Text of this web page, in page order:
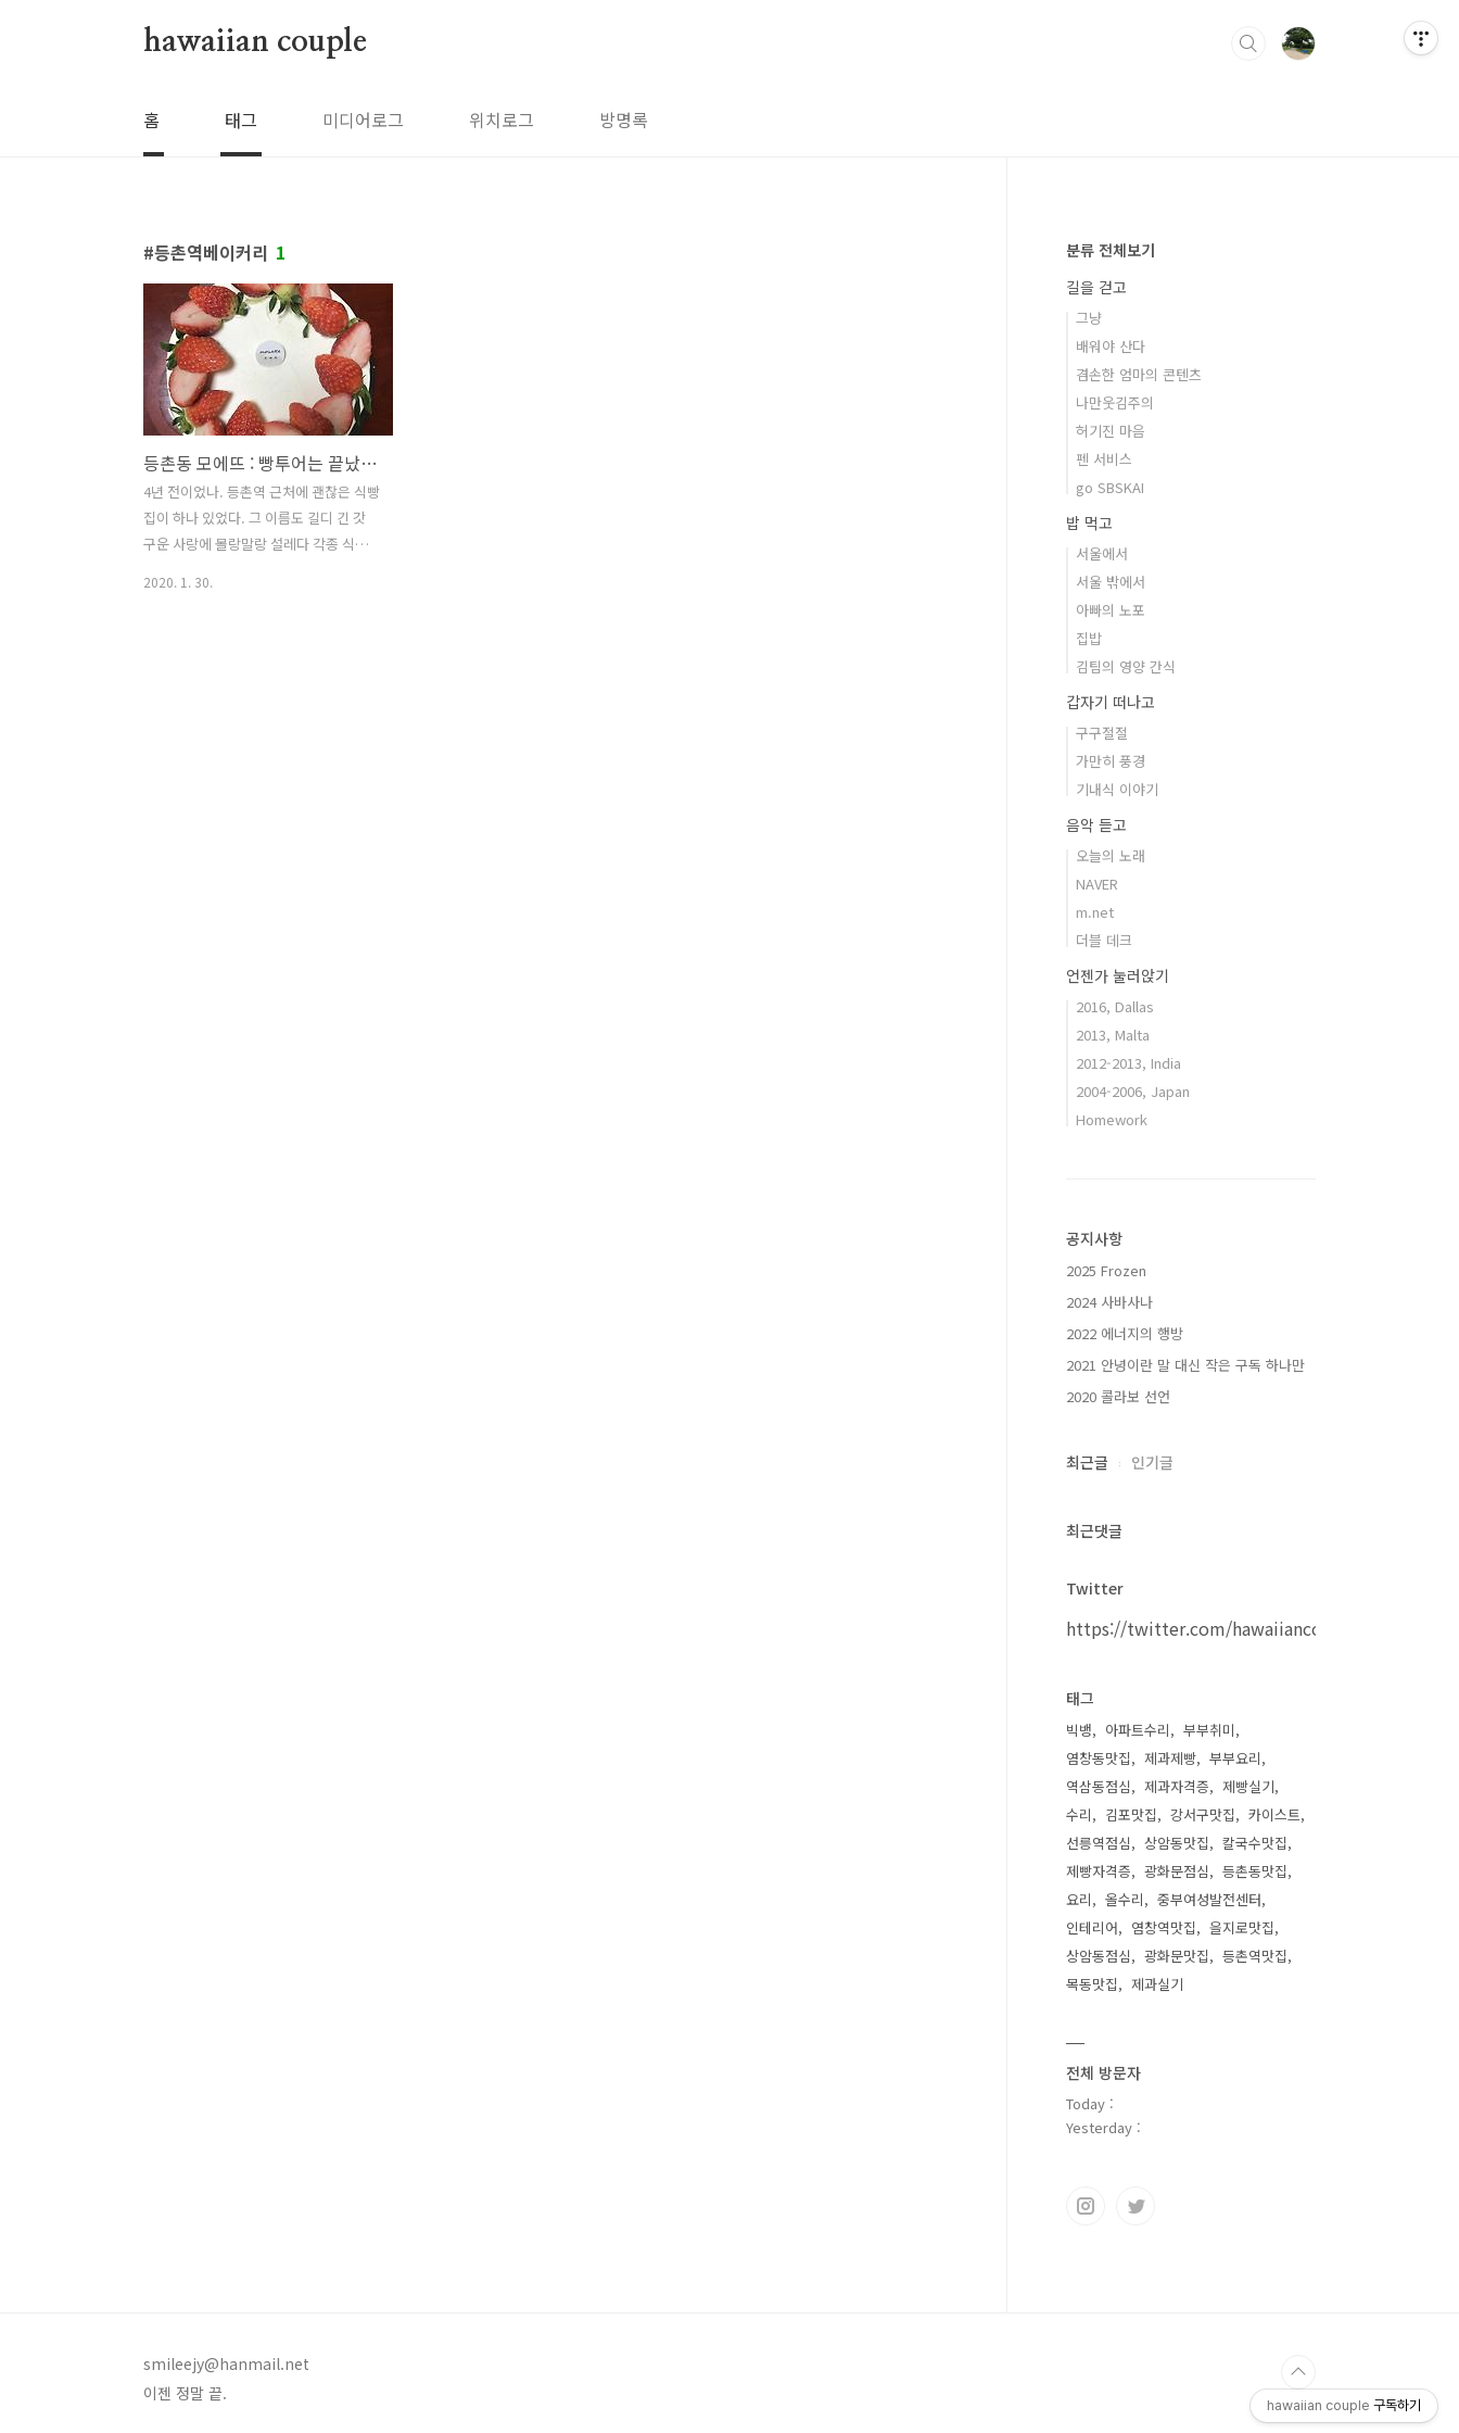
hawaiian couple
홈 태그 미디어로그 위치로그 방명록
등촌역베이커리 1
등촌동 모에뜨 : 빵투어는 끝났다! 가성비 끝판왕 베이커리
4년 전이었나. 등촌역 근처에 괜찮은 식빵
집이 하나 있었다. 그 이름도 길디 긴 갓
구운 사랑에 몰랑말랑 설레다 각종 식빵
2020. 1. 30.
분류 전체보기
길을 걷고
그냥
배워야 산다
겸손한 엄마의 콘텐츠
나만웃김주의
허기진 마음
펜 서비스
go SBSKAI
밥 먹고
서울에서
서울 밖에서
아빠의 노포
집밥
김팀의 영양 간식
갑자기 떠나고
구구절절
가만히 풍경
기내식 이야기
음악 듣고
오늘의 노래
NAVER
m.net
더블 데크
언젠가 눌러앉기
2016, Dallas
2013, Malta
2012-2013, India
2004-2006, Japan
Homework
공지사항
2025 Frozen
2024 사바사나
2022 에너지의 행방
2021 안녕이란 말 대신 작은 구독 하나만
2020 콜라보 선언
최근글 인기글
최근댓글
Twitter
https://twitter.com/hawaiiancouple
태그
빅뱅 아파트수리
부부취미
염창동맛집
제과제빵
부부요리
역삼동점심
제과자격증
제빵실기
수리
김포맛집 강서구맛집
카이스트
선릉역점심
상암동맛집
칼국수맛집
제빵자격증
광화문점심
등촌동맛집
요리
올수리
중부여성발전센터
인테리어
염창역맛집
을지로맛집
상암동점심
광화문맛집
등촌역맛집
목동맛집
제과실기
전체 방문자
Today :
Yesterday :
smileejy@hanmail.net
이젠 정말 끝.
hawaiian couple 구독하기